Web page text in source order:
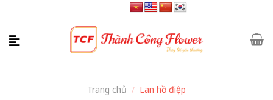
content
Trang chủ / Lan hồ điệp